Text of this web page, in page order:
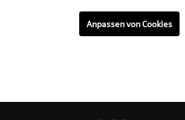
Anpassen von Cookies